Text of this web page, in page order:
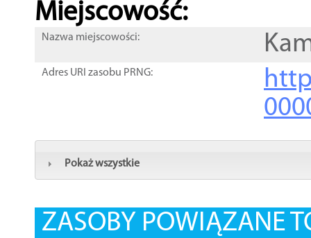
Miejscowość:
Nazwa miejscowości:
Adres URI zasobu PRNG:
Pokaż wszystkie
ZASOBY POWIĄZANE